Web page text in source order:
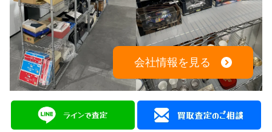
会社情報を見る